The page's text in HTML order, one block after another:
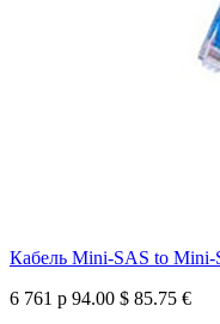
Кабель Mini-SAS to Mini-
6 761 р 94.00 $ 85.75 €